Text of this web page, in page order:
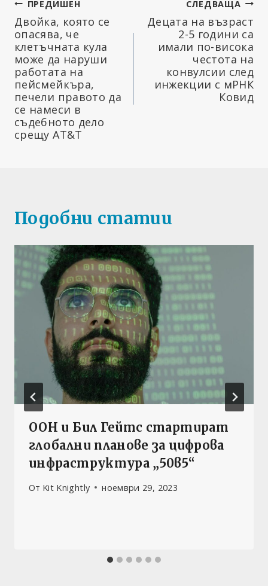
Навигация
ПРЕДИШЕН
Двойка, която се
опасява, че
клетъчната кула
може да наруши
работата на
пейсмейкъра,
печели правото да
се намеси в
съдебното дело
срещу AT&T
СЛЕДВАЩА
Децата на възраст
2-5 години са
имали по-висока
честота на
конвулсии след
инжекции с мРНК
Ковид
Подобни статии
ООН и Бил Гейтс стартират
глобални планове за цифрова
инфраструктура „50в5“
От Kit Knightly ноември 29, 2023